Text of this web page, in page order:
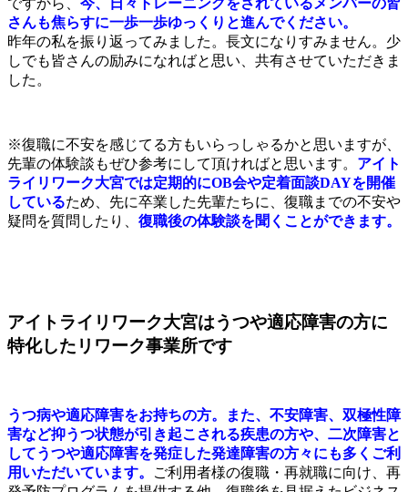
ですから、 今、日々トレーニングをされているメンバーの皆
さんも焦らすに一歩一歩ゆっくりと進んでください。
昨年の私を振り返ってみました。長文になりすみません。少
しでも皆さんの励みになればと思い、共有させていただきま
した。
※復職に不安を感じてる方もいらっしゃるかと思いますが、
先輩の体験談もぜひ参考にして頂ければと思います。 アイト
ライリワーク大宮では定期的にOB会や定着面談DAYを開催
しているため、先に卒業した先輩たちに、復職までの不安や
疑問を質問したり、 復職後の体験談を聞くことができます。
アイトライリワーク大宮はうつや適応障害の方に
特化したリワーク事業所です
うつ病や適応障害をお持ちの方。また、不安障害、双極性障
害など抑うつ状態が引き起こされる疾患の方や、二次障害と
してうつや適応障害を発症した発達障害の方々にも多くご利
用いただいています。
ご利用者様の復職・再就職に向け、再